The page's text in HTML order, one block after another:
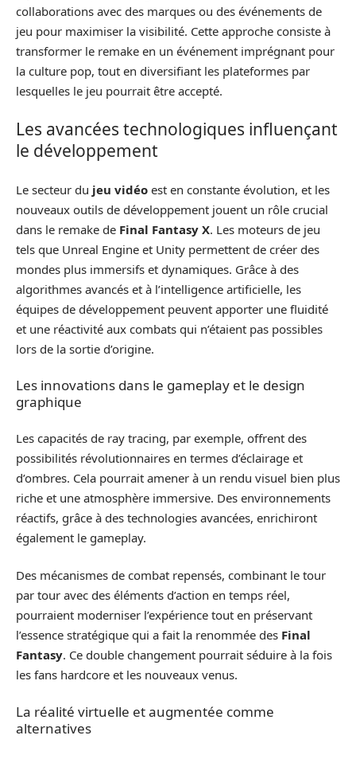
collaborations avec des marques ou des événements de
jeu pour maximiser la visibilité. Cette approche consiste à
transformer le remake en un événement imprégnant pour
la culture pop, tout en diversifiant les plateformes par
lesquelles le jeu pourrait être accepté.
Les avancées technologiques influençant
le développement
Le secteur du jeu vidéo est en constante évolution, et les
nouveaux outils de développement jouent un rôle crucial
dans le remake de Final Fantasy X. Les moteurs de jeu
tels que Unreal Engine et Unity permettent de créer des
mondes plus immersifs et dynamiques. Grâce à des
algorithmes avancés et à l’intelligence artificielle, les
équipes de développement peuvent apporter une fluidité
et une réactivité aux combats qui n’étaient pas possibles
lors de la sortie d’origine.
Les innovations dans le gameplay et le design
graphique
Les capacités de ray tracing, par exemple, offrent des
possibilités révolutionnaires en termes d’éclairage et
d’ombres. Cela pourrait amener à un rendu visuel bien plus
riche et une atmosphère immersive. Des environnements
réactifs, grâce à des technologies avancées, enrichiront
également le gameplay.
Des mécanismes de combat repensés, combinant le tour
par tour avec des éléments d’action en temps réel,
pourraient moderniser l’expérience tout en préservant
l’essence stratégique qui a fait la renommée des Final
Fantasy. Ce double changement pourrait séduire à la fois
les fans hardcore et les nouveaux venus.
La réalité virtuelle et augmentée comme
alternatives